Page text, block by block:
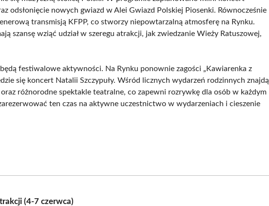
odsłonięcie nowych gwiazd w Alei Gwiazd Polskiej Piosenki. Równocześnie
transmisją KFPP, co stworzy niepowtarzalną atmosferę na Rynku.
szansę wziąć udział w szeregu atrakcji, jak zwiedzanie Wieży Ratuszowej,
festiwalowe aktywności. Na Rynku ponownie zagości „Kawiarenka z
się koncert Natalii Szczypuły. Wśród licznych wydarzeń rodzinnych znajdą
różnorodne spektakle teatralne, co zapewni rozrywkę dla osób w każdym
ten czas na aktywne uczestnictwo w wydarzeniach i cieszenie
(4-7 czerwca)